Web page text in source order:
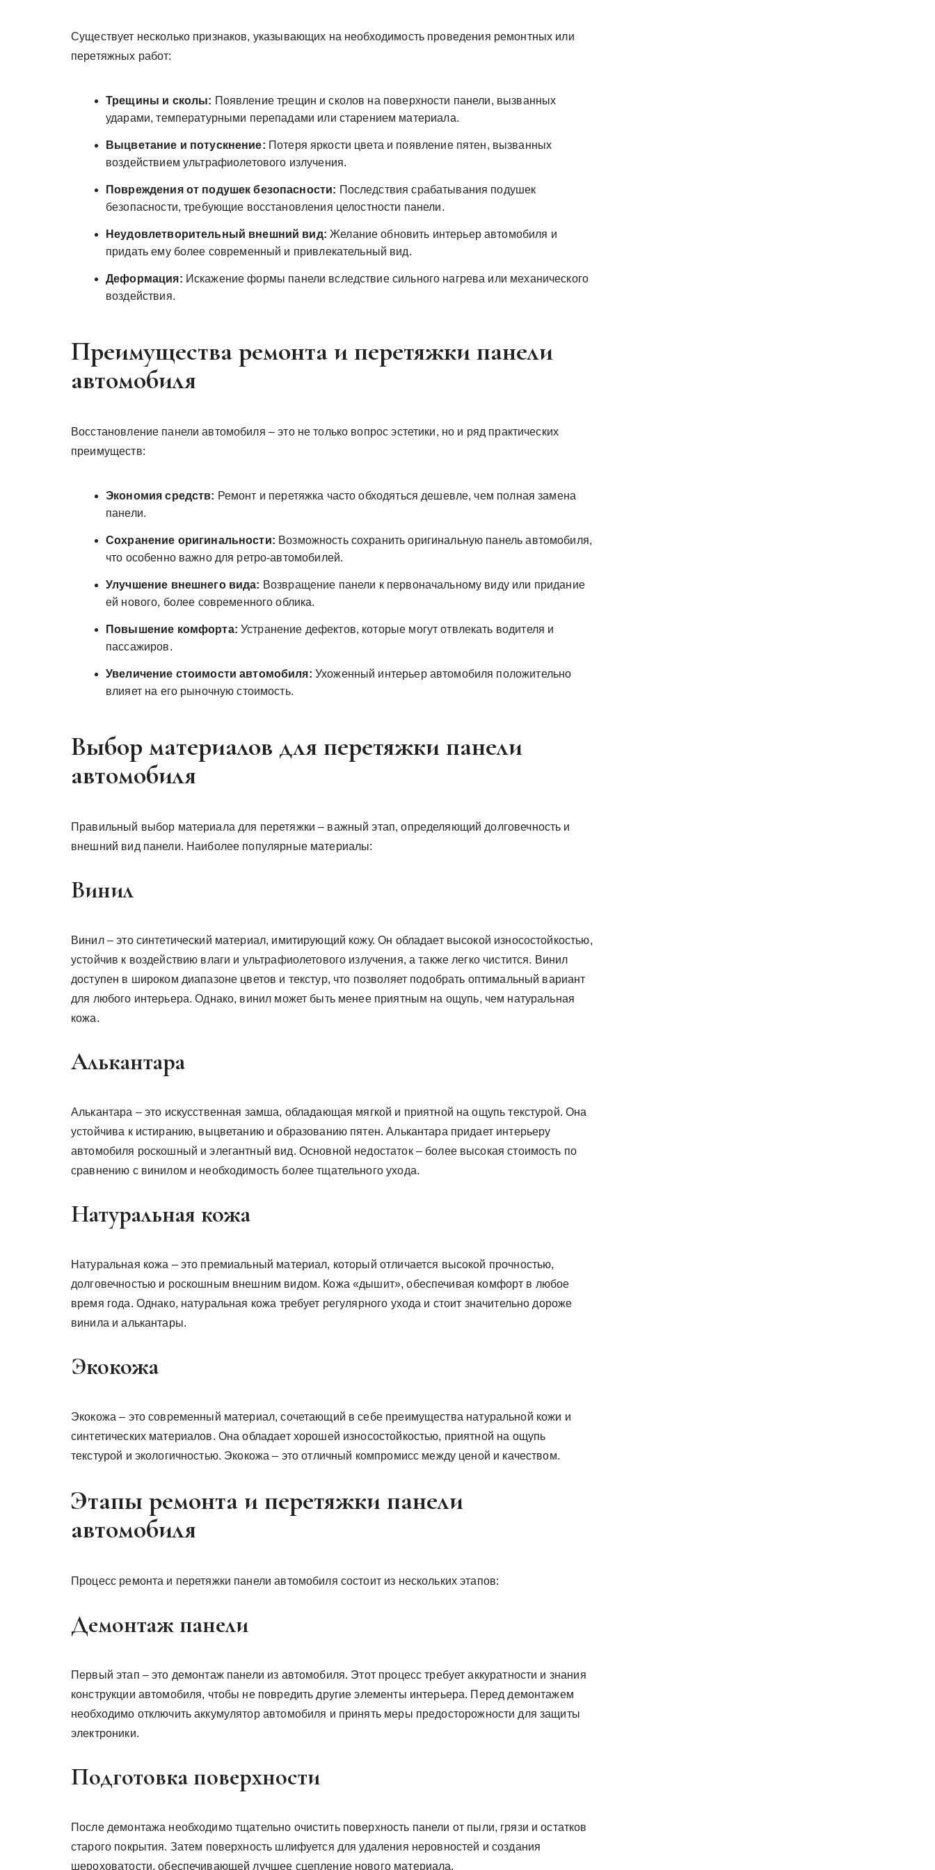
Существует несколько признаков, указывающих на необходимость проведения ремонтных или
перетяжных работ:
Трещины и сколы: Появление трещин и сколов на поверхности панели, вызванных
ударами, температурными перепадами или старением материала.
Выцветание и потускнение: Потеря яркости цвета и появление пятен, вызванных
воздействием ультрафиолетового излучения.
Повреждения от подушек безопасности: Последствия срабатывания подушек
безопасности, требующие восстановления целостности панели.
Неудовлетворительный внешний вид: Желание обновить интерьер автомобиля и
придать ему более современный и привлекательный вид.
Деформация: Искажение формы панели вследствие сильного нагрева или механического
воздействия.
Преимущества ремонта и перетяжки панели
автомобиля
Восстановление панели автомобиля – это не только вопрос эстетики, но и ряд практических
преимуществ:
Экономия средств: Ремонт и перетяжка часто обходяться дешевле, чем полная замена
панели.
Сохранение оригинальности: Возможность сохранить оригинальную панель автомобиля,
что особенно важно для ретро-автомобилей.
Улучшение внешнего вида: Возвращение панели к первоначальному виду или придание
ей нового, более современного облика.
Повышение комфорта: Устранение дефектов, которые могут отвлекать водителя и
пассажиров.
Увеличение стоимости автомобиля: Ухоженный интерьер автомобиля положительно
влияет на его рыночную стоимость.
Выбор материалов для перетяжки панели
автомобиля
Правильный выбор материала для перетяжки – важный этап, определяющий долговечность и
внешний вид панели. Наиболее популярные материалы:
Винил
Винил – это синтетический материал, имитирующий кожу. Он обладает высокой износостойкостью,
устойчив к воздействию влаги и ультрафиолетового излучения, а также легко чистится. Винил
доступен в широком диапазоне цветов и текстур, что позволяет подобрать оптимальный вариант
для любого интерьера. Однако, винил может быть менее приятным на ощупь, чем натуральная
кожа.
Алькантара
Алькантара – это искусственная замша, обладающая мягкой и приятной на ощупь текстурой. Она
устойчива к истиранию, выцветанию и образованию пятен. Алькантара придает интерьеру
автомобиля роскошный и элегантный вид. Основной недостаток – более высокая стоимость по
сравнению с винилом и необходимость более тщательного ухода.
Натуральная кожа
Натуральная кожа – это премиальный материал, который отличается высокой прочностью,
долговечностью и роскошным внешним видом. Кожа «дышит», обеспечивая комфорт в любое
время года. Однако, натуральная кожа требует регулярного ухода и стоит значительно дороже
винила и алькантары.
Экокожа
Экокожа – это современный материал, сочетающий в себе преимущества натуральной кожи и
синтетических материалов. Она обладает хорошей износостойкостью, приятной на ощупь
текстурой и экологичностью. Экокожа – это отличный компромисс между ценой и качеством.
Этапы ремонта и перетяжки панели
автомобиля
Процесс ремонта и перетяжки панели автомобиля состоит из нескольких этапов:
Демонтаж панели
Первый этап – это демонтаж панели из автомобиля. Этот процесс требует аккуратности и знания
конструкции автомобиля, чтобы не повредить другие элементы интерьера. Перед демонтажем
необходимо отключить аккумулятор автомобиля и принять меры предосторожности для защиты
электроники.
Подготовка поверхности
После демонтажа необходимо тщательно очистить поверхность панели от пыли, грязи и остатков
старого покрытия. Затем поверхность шлифуется для удаления неровностей и создания
шероховатости, обеспечивающей лучшее сцепление нового материала.